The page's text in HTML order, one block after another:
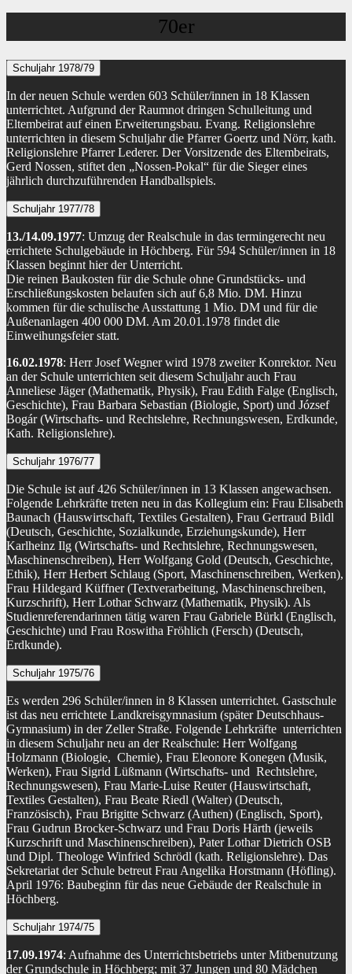
70er
Schuljahr 1978/79
In der neuen Schule werden 603 Schüler/innen in 18 Klassen
unterrichtet. Aufgrund der Raumnot dringen Schulleitung und
Eltembeirat auf einen Erweiterungsbau. Evang. Religionslehre
unterrichten in diesem Schuljahr die Pfarrer Goertz und Nörr, kath.
Religionslehre Pfarrer Lederer. Der Vorsitzende des Eltembeirats,
Gerd Nossen, stiftet den „Nossen-Pokal“ für die Sieger eines
jährlich durchzuführenden Handballspiels.
Schuljahr 1977/78
13./14.09.1977: Umzug der Realschule in das termingerecht neu
errichtete Schulgebäude in Höchberg. Für 594 Schüler/innen in 18
Klassen beginnt hier der Unterricht.
Die reinen Baukosten für die Schule ohne Grundstücks- und
Erschließungskosten belaufen sich auf 6,8 Mio. DM. Hinzu
kommen für die schulische Ausstattung 1 Mio. DM und für die
Außenanlagen 400 000 DM. Am 20.01.1978 findet die
Einweihungsfeier statt.
16.02.1978: Herr Josef Wegner wird 1978 zweiter Konrektor. Neu
an der Schule unterrichten seit diesem Schuljahr auch Frau
Anneliese Jäger (Mathematik, Physik), Frau Edith Falge (Englisch,
Geschichte), Frau Barbara Sebastian (Biologie, Sport) und József
Bogár (Wirtschafts- und Rechtslehre, Rechnungswesen, Erdkunde,
Kath. Religionslehre).
Schuljahr 1976/77
Die Schule ist auf 426 Schüler/innen in 13 Klassen angewachsen.
Folgende Lehrkräfte treten neu in das Kollegium ein: Frau Elisabeth
Baunach (Hauswirtschaft, Textiles Gestalten), Frau Gertraud Bildl
(Deutsch, Geschichte, Sozialkunde, Erziehungskunde), Herr
Karlheinz Ilg (Wirtschafts- und Rechtslehre, Rechnungswesen,
Maschinenschreiben), Herr Wolfgang Gold (Deutsch, Geschichte,
Ethik), Herr Herbert Schlaug (Sport, Maschinenschreiben, Werken),
Frau Hildegard Küffner (Textverarbeitung, Maschinenschreiben,
Kurzschrift), Herr Lothar Schwarz (Mathematik, Physik). Als
Studienreferendarinnen tätig waren Frau Gabriele Bürkl (Englisch,
Geschichte) und Frau Roswitha Fröhlich (Fersch) (Deutsch,
Erdkunde).
Schuljahr 1975/76
Es werden 296 Schüler/innen in 8 Klassen unterrichtet. Gastschule
ist das neu errichtete Landkreisgymnasium (später Deutschhaus-
Gymnasium) in der Zeller Straße. Folgende Lehrkräfte unterrichten
in diesem Schuljahr neu an der Realschule: Herr Wolfgang
Holzmann (Biologie, Chemie), Frau Eleonore Konegen (Musik,
Werken), Frau Sigrid Lüßmann (Wirtschafts- und Rechtslehre,
Rechnungswesen), Frau Marie-Luise Reuter (Hauswirtschaft,
Textiles Gestalten), Frau Beate Riedl (Walter) (Deutsch,
Französisch), Frau Brigitte Schwarz (Authen) (Englisch, Sport),
Frau Gudrun Brocker-Schwarz und Frau Doris Härth (jeweils
Kurzschrift und Maschinenschreiben), Pater Lothar Dietrich OSB
und Dipl. Theologe Winfried Schrödl (kath. Religionslehre). Das
Sekretariat der Schule betreut Frau Angelika Horstmann (Höfling).
April 1976: Baubeginn für das neue Gebäude der Realschule in
Höchberg.
Schuljahr 1974/75
17.09.1974: Aufnahme des Unterrichtsbetriebs unter Mitbenutzung
der Grundschule in Höchberg; mit 37 Jungen und 80 Mädchen